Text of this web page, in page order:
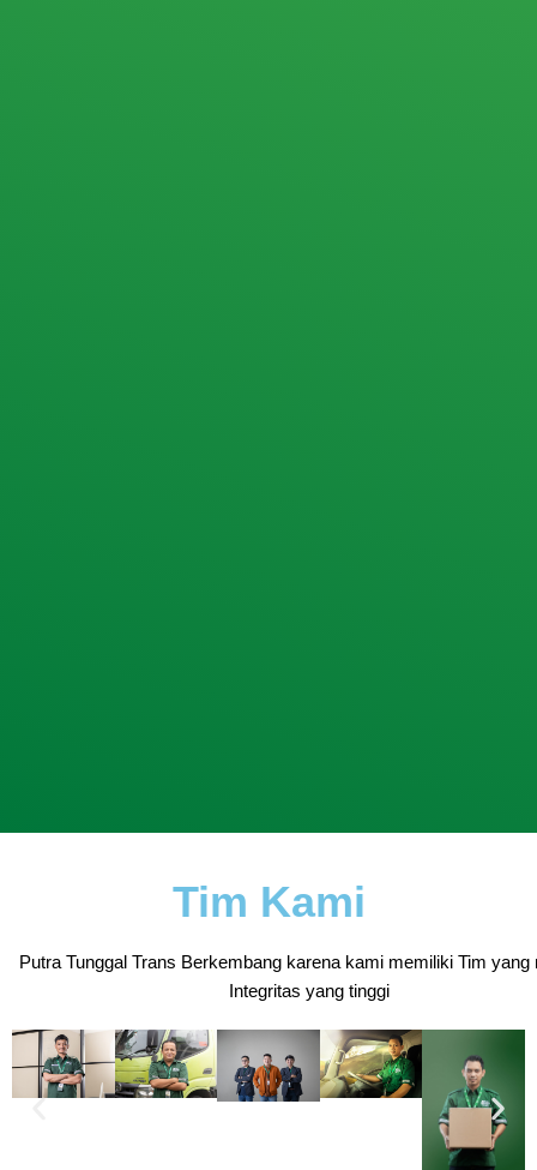
Tim Kami
Putra Tunggal Trans Berkembang karena kami memiliki Tim yang
Integritas yang tinggi